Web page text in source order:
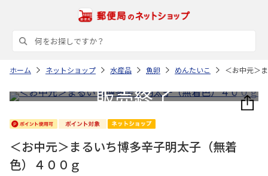
ホーム ネットショップ 水産品 魚卵 めんたいこ ＜お中元＞
＜お中元＞まるいち博多辛子明太子（無着
色）４００ｇ